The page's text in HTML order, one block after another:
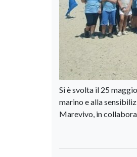
Si è svolta il 25
marino e alla
Marevivo, in